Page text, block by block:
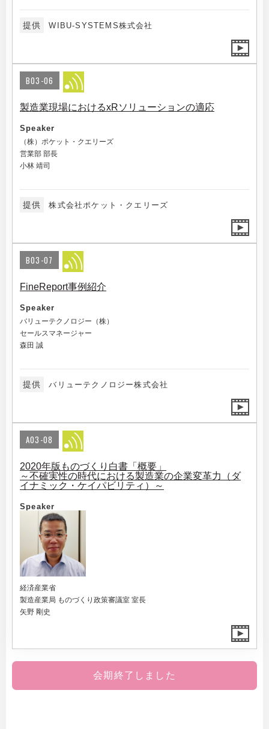
提供 WIBU-SYSTEMS株式会社
B03-06
製造業現場におけるxRソリューションの適応
Speaker
（株）ポケット・クエリーズ
営業部 部長
小林 靖司
提供 株式会社ポケット・クエリーズ
B03-07
FineReport事例紹介
Speaker
バリューテクノロジー（株）
セールスマネージャー
森田 誠
提供 バリューテクノロジー株式会社
A03-08
2020年版ものづくり白書「概要」
～不確実性の時代における製造業の企業変革力（ダ
イナミック・ケイパビリティ）～
Speaker
経済産業省
製造産業局 ものづくり政策審議室 室長
矢野 剛史
会期終了しました